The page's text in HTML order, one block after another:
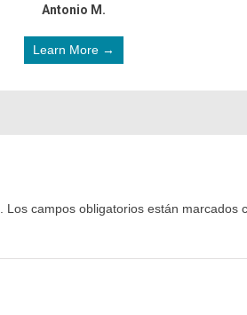
Antonio M.
Learn More →
Los campos obligatorios están marcados